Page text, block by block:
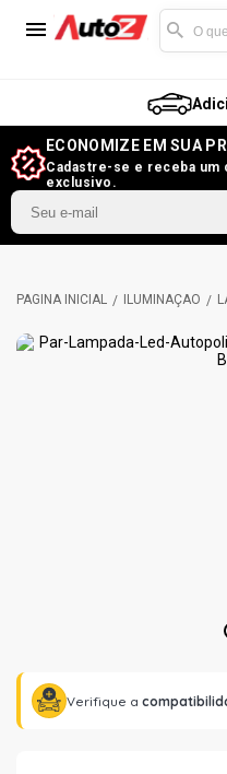
ECONOMIZE EM SUA
Cadastre-se e receba um
exclusivo.
ILUMINAÇÃO
Verifique a